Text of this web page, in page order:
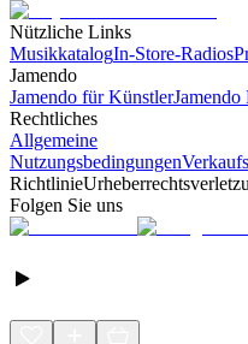
Nützliche Links
MusikkatalogIn-Store-Radios
Jamendo
Jamendo für KünstlerJamendo
Rechtliches
Allgemeine
Nutzungsbedingungen
Richtlinie
Folgen Sie uns